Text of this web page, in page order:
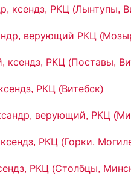
ксендз, РКЦ (Лынтупы,
верующий РКЦ
ксендз, РКЦ (Поставы,
РКЦ (Витебск)
верующий, РКЦ
РКЦ (Горки,
РКЦ (Столбцы,